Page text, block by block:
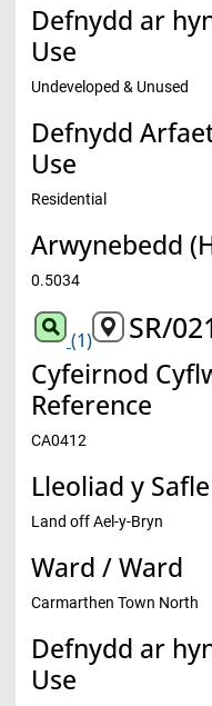
Defnydd ar
Use
Undeveloped & Unused
Defnydd
Use
Residential
Arwynebedd
0.5034
(1) SR/
Cyfeirnod
Reference
CA0412
Lleoliad y
Land off Ael-y-Bryn
Ward / Ward
Carmarthen Town North
Defnydd ar
Use